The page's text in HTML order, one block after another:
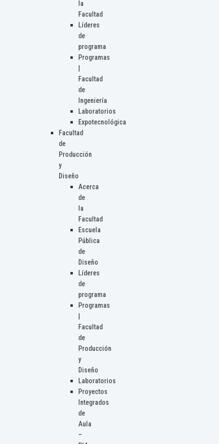
la
Facultad
Líderes
de
programa
Programas
Facultad
de
Ingeniería
Laboratorios
Expotecnológica
Facultad
de
Producción
y
Diseño
Acerca
de
la
Facultad
Escuela
Pública
de
Diseño
Líderes
de
programa
Programas
Facultad
de
Producción
y
Diseño
Laboratorios
Proyectos
Integrados
de
Aula
–